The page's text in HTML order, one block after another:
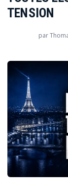
TENSION
par